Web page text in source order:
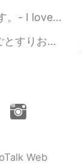
するのが得
21:55
れない)
- Part 2: The detour ma...
grated potatoes with hot te...
Web